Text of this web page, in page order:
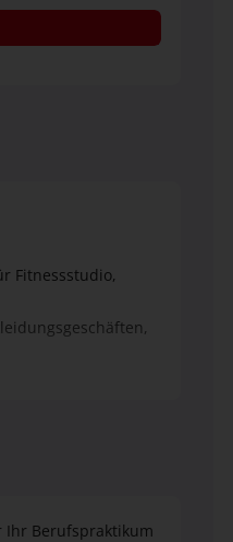
Fitnessstudio,
Ihr Berufspraktikum